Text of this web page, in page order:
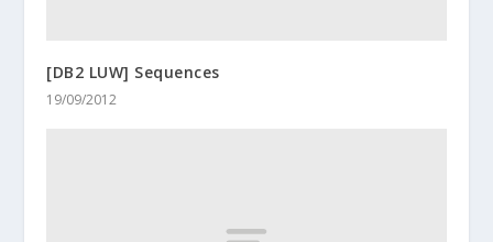
[DB2 LUW] Sequences
19/09/2012